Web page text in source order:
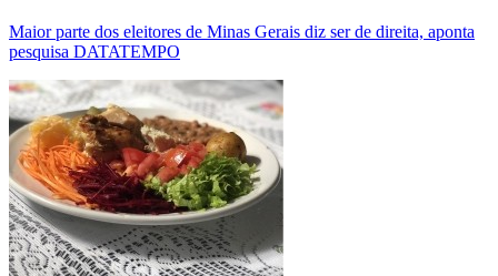
Maior parte dos eleitores de Minas Gerais diz ser de direita, aponta
pesquisa DATATEMPO